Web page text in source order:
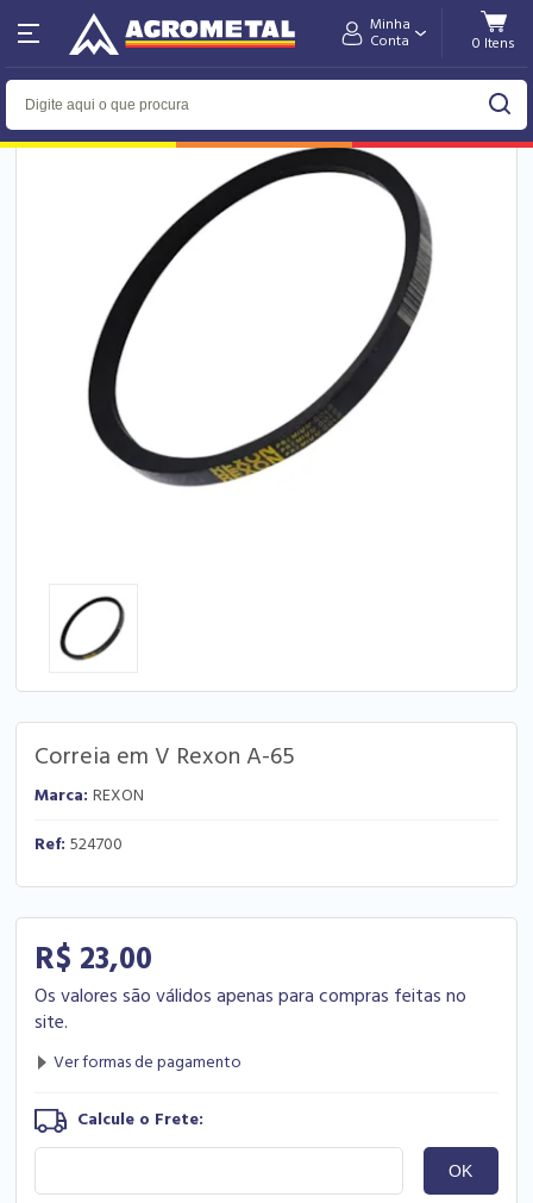
Minha
Conta
Home Ferramentas e Equipamentos Industrial
Correia em V Rexon A-65
Marca:REXON
Ref:524700
R$ 23,00
Os valores são válidos apenas para compras feitas no
site.